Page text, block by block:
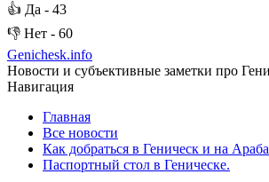
👍 Да - 43
👎 Нет - 60
Genichesk.info
Новости и субъективные заметки про
Навигация
Главная
Все новости
Как добраться в Геническ и на
Паспортный стол в Геническе.